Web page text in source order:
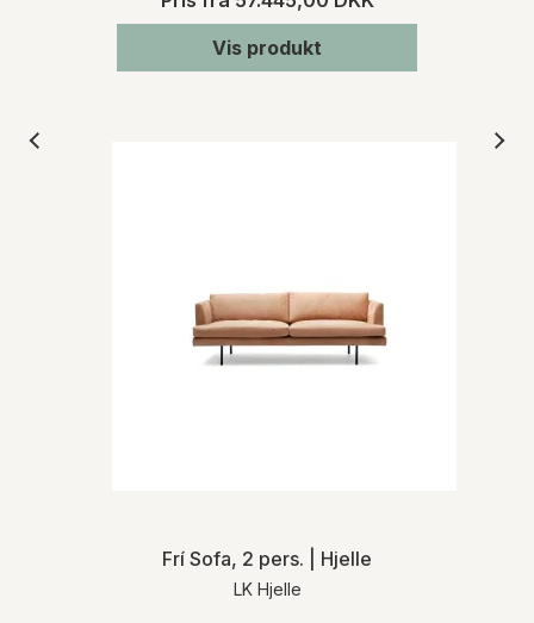
Vis produkt
Frí Sofa, 2 pers. | Hjelle
LK Hjelle